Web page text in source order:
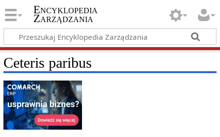
Encyklopedia
Zarządzania
Ceteris paribus